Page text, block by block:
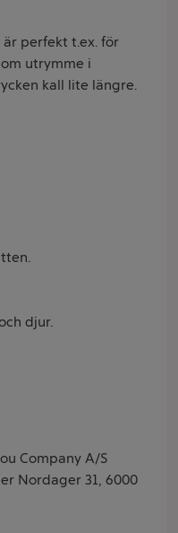
perfekt t.ex. för
utrymme i
kall lite längre.
djur.
Company A/S
Nordager 31, 6000